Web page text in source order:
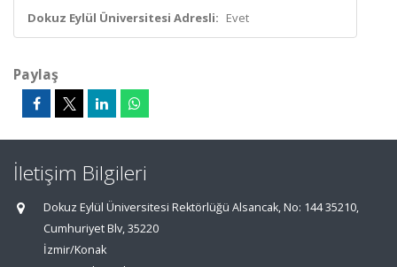
Dokuz Eylül Üniversitesi Adresli: Evet
Paylaş
İletişim Bilgileri
Dokuz Eylül Üniversitesi Rektörlüğü Alsancak, No: 144 35210,
Cumhuriyet Blv, 35220
İzmir/Konak